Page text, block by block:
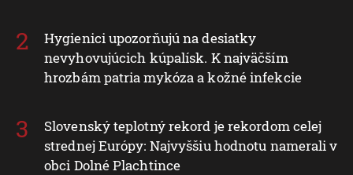
Hygienici upozorňujú na desiatky
nevyhovujúcich kúpalísk. K najväčším
hrozbám patria mykóza a kožné infekcie
Slovenský teplotný rekord je rekordom celej
strednej Európy: Najvyššiu hodnotu namerali v
obci Dolné Plachtince